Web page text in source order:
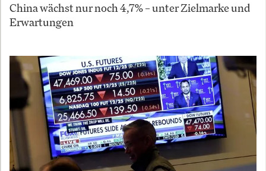
China wächst nur noch 4,7% – unter Zielmarke und
Erwartungen